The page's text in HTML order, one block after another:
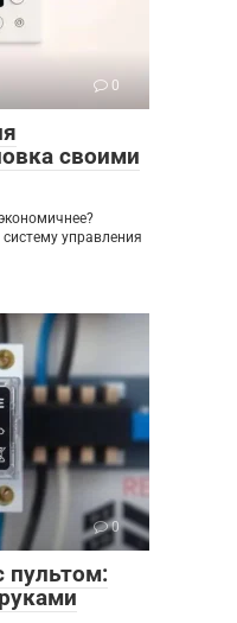
0
своими
систему управления
0
пультом: